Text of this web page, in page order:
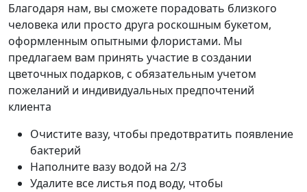
Благодаря нам, вы сможете порадовать близкого
человека или просто друга роскошным букетом,
оформленным опытными флористами. Мы
предлагаем вам принять участие в создании
цветочных подарков, с обязательным учетом
пожеланий и индивидуальных предпочтений
клиента
Очистите вазу, чтобы предотвратить появление
бактерий
Наполните вазу водой на 2/3
Удалите все листья под воду, чтобы